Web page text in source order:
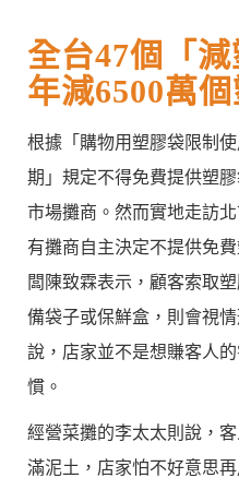
全台47個「
年減6500萬
根據「購物用塑膠袋限制
期」規定不得免費提供塑
市場攤商。然而實地走訪
有攤商自主決定不提供免
闆陳致霖表示，顧客索取
備袋子或保鮮盒，則會視
說，店家並不是想賺客人
慣。
經營菜攤的李太太則說，
滿泥土，店家怕不好意思